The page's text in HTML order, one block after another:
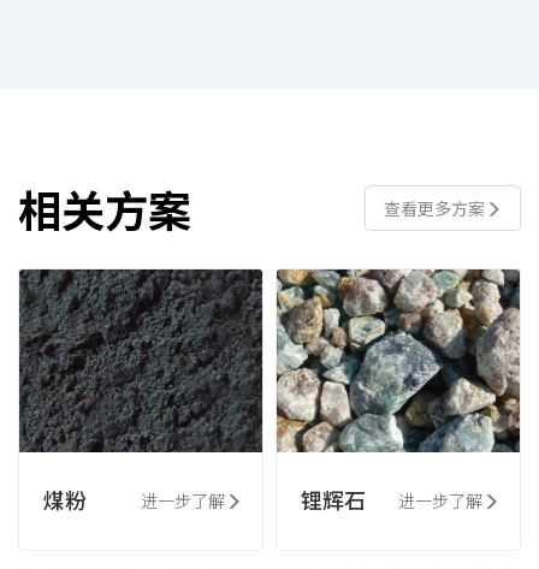
相关方案 查看更多方案
煤粉 进一步了解 锂辉石 进一步了解